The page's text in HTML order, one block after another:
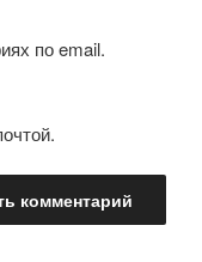
по email.